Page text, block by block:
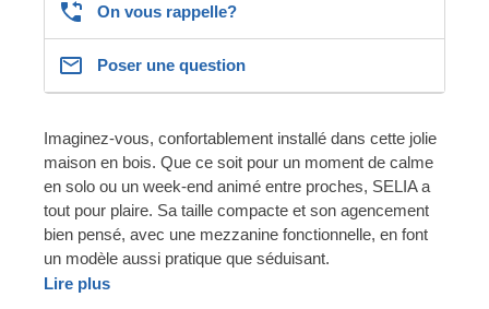
On vous rappelle?
Poser une question
Imaginez-vous, confortablement installé dans cette jolie
maison en bois. Que ce soit pour un moment de calme
en solo ou un week-end animé entre proches, SELIA a
tout pour plaire. Sa taille compacte et son agencement
bien pensé, avec une mezzanine fonctionnelle, en font
un modèle aussi pratique que séduisant.
Lire plus